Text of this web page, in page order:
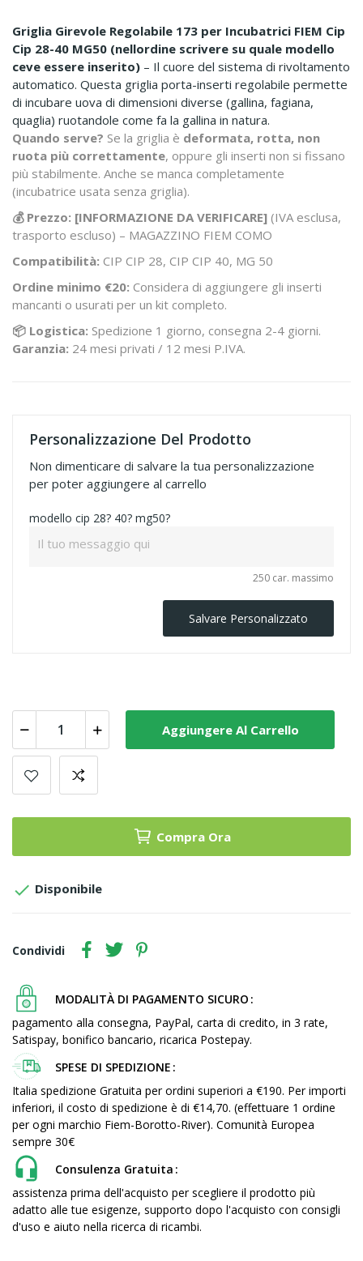
Griglia Girevole Regolabile 173 per Incubatrici FIEM Cip
Cip 28-40 MG50 (nellordine scrivere su quale modello
ceve essere inserito) – Il cuore del sistema di rivoltamento
automatico. Questa griglia porta-inserti regolabile permette
di incubare uova di dimensioni diverse (gallina, fagiana,
quaglia) ruotandole come fa la gallina in natura.
Quando serve? Se la griglia è deformata, rotta, non
ruota più correttamente, oppure gli inserti non si fissano
più stabilmente. Anche se manca completamente
(incubatrice usata senza griglia).
💰 Prezzo: [INFORMAZIONE DA VERIFICARE] (IVA esclusa,
trasporto escluso) – MAGAZZINO FIEM COMO
Compatibilità: CIP CIP 28, CIP CIP 40, MG 50
Ordine minimo €20: Considera di aggiungere gli inserti
mancanti o usurati per un kit completo.
📦 Logistica: Spedizione 1 giorno, consegna 2-4 giorni.
Garanzia: 24 mesi privati / 12 mesi P.IVA.
Personalizzazione Del Prodotto
Non dimenticare di salvare la tua personalizzazione
per poter aggiungere al carrello
modello cip 28? 40? mg50?
250 car. massimo
Salvare Personalizzato
Aggiungere Al Carrello
Compra Ora
 Disponibile
Condividi
MODALITÀ DI PAGAMENTO SICURO
pagamento alla consegna, PayPal, carta di credito, in 3 rate,
Satispay, bonifico bancario, ricarica Postepay.
SPESE DI SPEDIZIONE
Italia spedizione Gratuita per ordini superiori a €190. Per importi
inferiori, il costo di spedizione è di €14,70. (effettuare 1 ordine
per ogni marchio Fiem-Borotto-River). Comunità Europea
sempre 30€
Consulenza Gratuita
assistenza prima dell'acquisto per scegliere il prodotto più
adatto alle tue esigenze, supporto dopo l'acquisto con consigli
d'uso e aiuto nella ricerca di ricambi.